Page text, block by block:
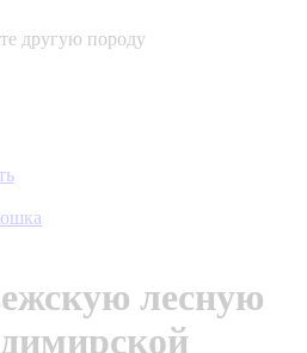
другую породу
лесную